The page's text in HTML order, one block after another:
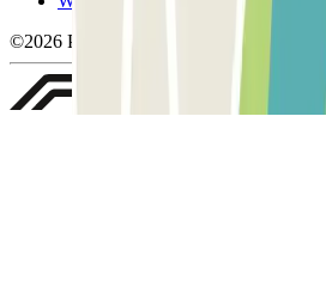
©2026 Parclick. All rights reserved